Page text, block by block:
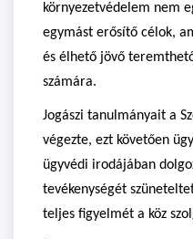
környezetvédelem nem
egymást erősítő célok,
és élhető jövő
számára.
Jogászi tanulmányait a
végezte, ezt követően
ügyvédi irodájában
tevékenységét
teljes figyelmét a köz